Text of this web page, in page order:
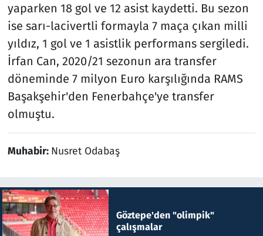
yaparken 18 gol ve 12 asist kaydetti. Bu sezon
ise sarı-lacivertli formayla 7 maça çıkan milli
yıldız, 1 gol ve 1 asistlik performans sergiledi.
İrfan Can, 2020/21 sezonun ara transfer
döneminde 7 milyon Euro karşılığında RAMS
Başakşehir'den Fenerbahçe'ye transfer
olmuştu.
Muhabir: Nusret Odabaş
Göztepe'den "olimpik"
çalışmalar